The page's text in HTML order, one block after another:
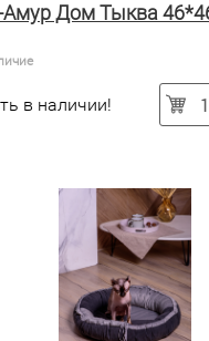
Дом Тыква
в наличии!